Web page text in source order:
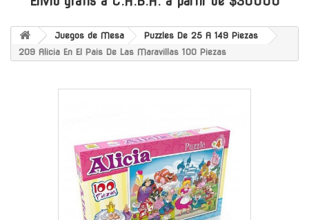
Juegos de Mesa
Puzzles De 25 A 149 Piezas
209 Alicia En El Pais De Las Maravillas 100 Piezas